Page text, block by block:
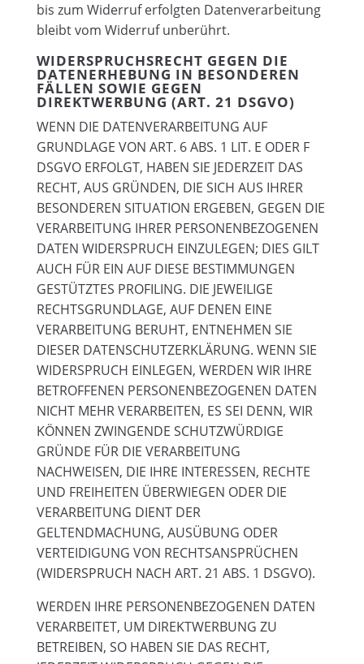
bis zum Widerruf erfolgten Datenverarbeitung
bleibt vom Widerruf unberührt.
WIDERSPRUCHSRECHT GEGEN DIE
DATENERHEBUNG IN BESONDEREN
FÄLLEN SOWIE GEGEN
DIREKTWERBUNG (ART. 21 DSGVO)
WENN DIE DATENVERARBEITUNG AUF
GRUNDLAGE VON ART. 6 ABS. 1 LIT. E ODER F
DSGVO ERFOLGT, HABEN SIE JEDERZEIT DAS
RECHT, AUS GRÜNDEN, DIE SICH AUS IHRER
BESONDEREN SITUATION ERGEBEN, GEGEN DIE
VERARBEITUNG IHRER PERSONENBEZOGENEN
DATEN WIDERSPRUCH EINZULEGEN; DIES GILT
AUCH FÜR EIN AUF DIESE BESTIMMUNGEN
GESTÜTZTES PROFILING. DIE JEWEILIGE
RECHTSGRUNDLAGE, AUF DENEN EINE
VERARBEITUNG BERUHT, ENTNEHMEN SIE
DIESER DATENSCHUTZERKLÄRUNG. WENN SIE
WIDERSPRUCH EINLEGEN, WERDEN WIR IHRE
BETROFFENEN PERSONENBEZOGENEN DATEN
NICHT MEHR VERARBEITEN, ES SEI DENN, WIR
KÖNNEN ZWINGENDE SCHUTZWÜRDIGE
GRÜNDE FÜR DIE VERARBEITUNG
NACHWEISEN, DIE IHRE INTERESSEN, RECHTE
UND FREIHEITEN ÜBERWIEGEN ODER DIE
VERARBEITUNG DIENT DER
GELTENDMACHUNG, AUSÜBUNG ODER
VERTEIDIGUNG VON RECHTSANSPRÜCHEN
(WIDERSPRUCH NACH ART. 21 ABS. 1 DSGVO).
WERDEN IHRE PERSONENBEZOGENEN DATEN
VERARBEITET, UM DIREKTWERBUNG ZU
BETREIBEN, SO HABEN SIE DAS RECHT,